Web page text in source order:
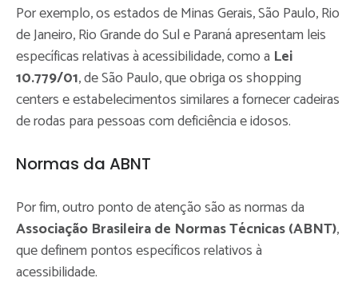
Por exemplo, os estados de Minas Gerais, São Paulo, Rio
de Janeiro, Rio Grande do Sul e Paraná apresentam leis
específicas relativas à acessibilidade, como a Lei
10.779/01, de São Paulo, que obriga os shopping
centers e estabelecimentos similares a fornecer cadeiras
de rodas para pessoas com deficiência e idosos.
Normas da ABNT
Por fim, outro ponto de atenção são as normas da
Associação Brasileira de Normas Técnicas (ABNT),
que definem pontos específicos relativos à
acessibilidade.